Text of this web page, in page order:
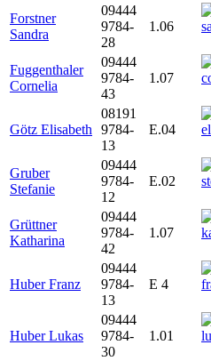
Forstner
Sandra
09444
9784-
28
1.06
Fuggenthaler
Cornelia
09444
9784-
43
1.07
Götz Elisabeth
08191
9784-
13
E.04
Gruber
Stefanie
09444
9784-
12
E.02
Grüttner
Katharina
09444
9784-
42
1.07
Huber Franz
09444
9784-
13
E 4
Huber Lukas
09444
9784-
30
1.01